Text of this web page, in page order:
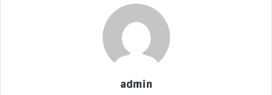
admin